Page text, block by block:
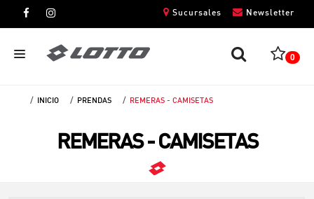
Newsletter
Sucursales
0
INICIO PRENDAS REMERAS - CAMISETAS
REMERAS - CAMISETAS